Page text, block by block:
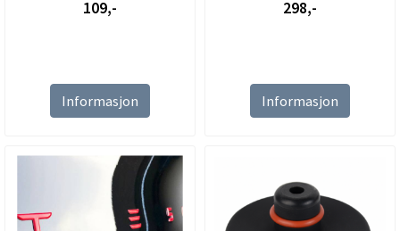
109,-
Informasjon
298,-
Informasjon